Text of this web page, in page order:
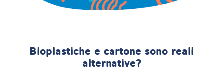
Bioplastiche e cartone sono reali
alternative?